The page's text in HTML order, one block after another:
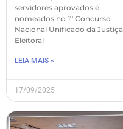
servidores aprovados e
nomeados no 1º Concurso
Nacional Unificado da Justiça
Eleitoral
LEIA MAIS »
17/09/2025